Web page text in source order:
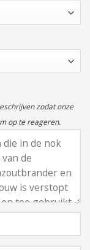
zodat onze
op te reageren.